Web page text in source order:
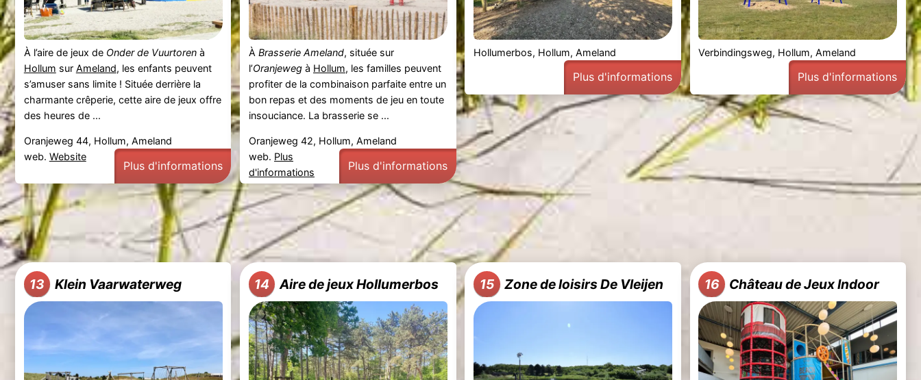
À l’aire de jeux de Onder de Vuurtorenà
Hollum sur Ameland, les enfants peuvent
s’amuser sans limite ! Située derrière la
charmante crêperie, cette aire de jeux offre
des heures de ...
Oranjeweg 44, Hollum, Ameland
web. Website
Plus d'informations
À Brasserie Ameland, située sur
l’Oranjewegà Hollum, les familles peuvent
profiter de la combinaison parfaite entre un
bon repas et des moments de jeu en toute
insouciance. La brasserie se ...
Oranjeweg 42, Hollum, Ameland
web. Plus
d'informations
Plus d'informations
Hollumerbos, Hollum, Ameland
Plus d'informations
Verbindingsweg, Hollum, Ameland
Plus d'informations
13 Klein Vaarwaterweg 14 Aire de jeux Hollumerbos 15 Zone de loisirs De Vleijen 16 Château de Jeux Indoor